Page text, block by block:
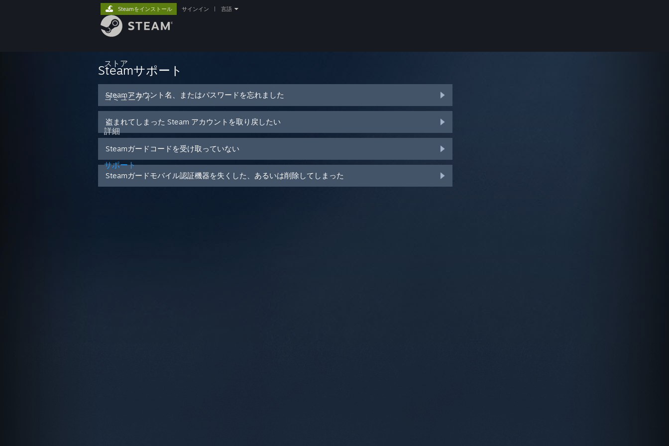
ストア
コミュニティ
詳細
サポート
Steamをインストール サインイン 言語
Steamサポート
Steamアカウント名、またはパスワードを忘れました
盗まれてしまった Steam アカウントを取り戻したい
Steamガードコードを受け取っていない
Steamガードモバイル認証機器を失くした、あるいは削除してしまった